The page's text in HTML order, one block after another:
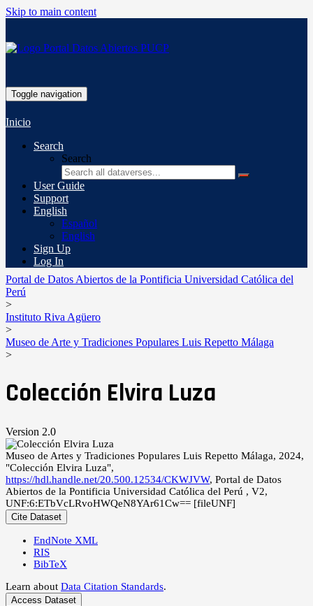
Skip to main content
Toggle navigation
Inicio
Search
Search
User Guide
Support
English
Español
English
Sign Up
Log In
Portal de Datos Abiertos de la Pontificia Universidad Católica del
Perú
>
Instituto Riva Agüero
>
Museo de Arte y Tradiciones Populares Luis Repetto Málaga
>
Colección Elvira Luza
Version 2.0
Museo de Artes y Tradiciones Populares Luis Repetto Málaga, 2024,
"Colección Elvira Luza",
https://hdl.handle.net/20.500.12534/CKWJVW, Portal de Datos
Abiertos de la Pontificia Universidad Católica del Perú , V2,
UNF:6:ETbVcLRvoHWQeN8YAr61Cw== [fileUNF]
Cite Dataset
EndNote XML
RIS
BibTeX
Learn about Data Citation Standards.
Access Dataset